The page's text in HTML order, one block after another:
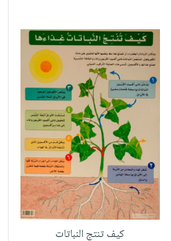
كيف تنتج النباتات